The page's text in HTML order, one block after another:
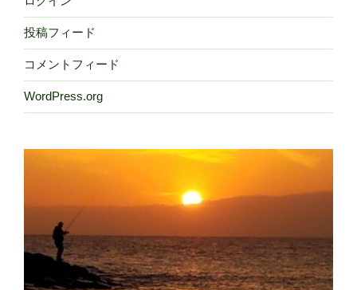
投稿フィード
コメントフィード
WordPress.org